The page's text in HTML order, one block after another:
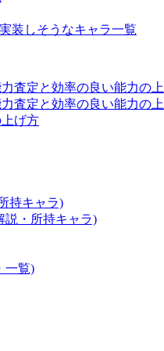
装しそうなキャラ一覧
査定と効率の良い能力の
査定と効率の良い能力の
げ方
持キャラ)
説・所持キャラ)
一覧)